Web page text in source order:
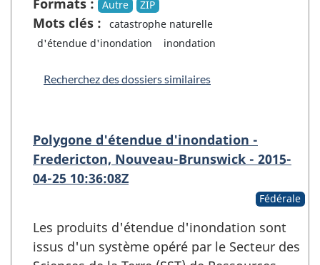
Formats :
Autre ZIP
Mots clés :
catastrophe naturelle
d'étendue d'inondation
inondation
Recherchez des dossiers similaires
Polygone d'étendue d'inondation -
Fredericton, Nouveau-Brunswick - 2015-
04-25 10:36:08Z
Fédérale
Les produits d'étendue d'inondation sont
issus d'un système opéré par le Secteur des